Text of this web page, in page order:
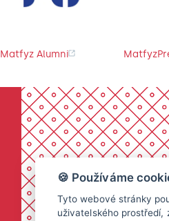
Matfyz Alumni
🍪 Používáme
Tyto webové stránky
uživatelského prostředí,